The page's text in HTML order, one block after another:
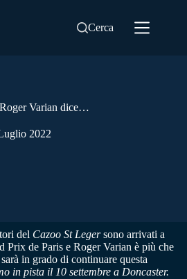
Cerca
Varian dice…
2022
del Cazoo St Legersono arrivati ​​a
Prix de Paris e Roger Varian è più che
in grado di continuare questa
in pista il 10 settembre a Doncaster.